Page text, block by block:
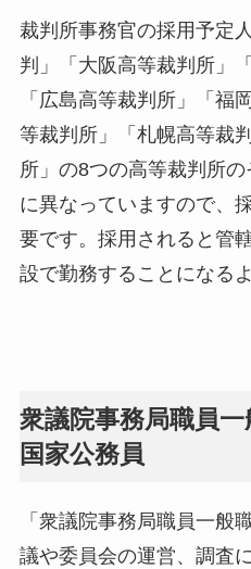
裁判所事務官の採用予定
判」「大阪高等裁判所」
「広島高等裁判所」「福
等裁判所」「札幌高等裁
所」の8つの高等裁判所
に異なっていますので、
要です。採用されると管
設で勤務することになる
衆議院事務局職員
国家公務員
「衆議院事務局職員一般
議や委員会の運営、調査